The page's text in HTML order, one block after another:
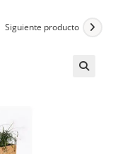
Siguiente producto